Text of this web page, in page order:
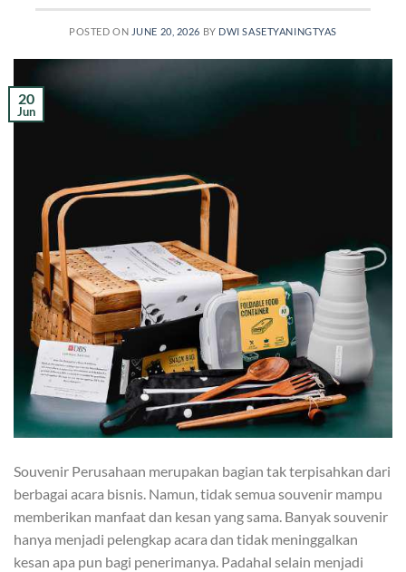
POSTED ON JUNE 20, 2026 BY DWI SASETYANINGTYAS
20
Jun
Souvenir Perusahaan merupakan bagian tak terpisahkan dari
berbagai acara bisnis. Namun, tidak semua souvenir mampu
memberikan manfaat dan kesan yang sama. Banyak souvenir
hanya menjadi pelengkap acara dan tidak meninggalkan
kesan apa pun bagi penerimanya. Padahal selain menjadi